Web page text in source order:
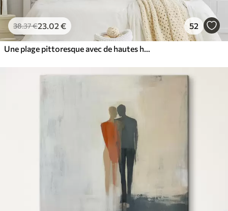
38.37€23.02 € 52
Une plage pittoresque avec de hautes herbes se balançant dans le vent, surplombant l'océan avec des vagues déferlantes et un ciel nuageux